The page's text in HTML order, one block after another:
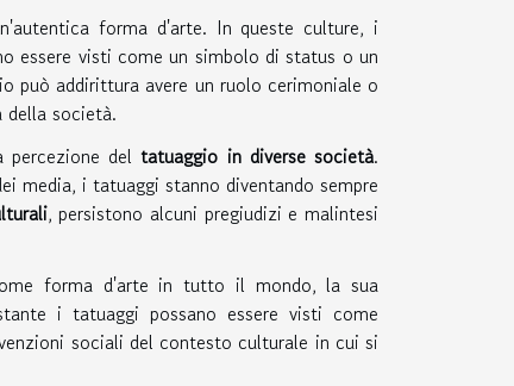
forma d'arte. In queste culture, i
essere visti come un simbolo di status o un
può addirittura avere un ruolo cerimoniale o
società.
percezione deltatuaggio in diverse società.
media, i tatuaggi stanno diventando sempre
, persistono alcuni pregiudizi e malintesi
forma d'arte in tutto il mondo, la sua
i tatuaggi possano essere visti come
sociali del contesto culturale in cui si